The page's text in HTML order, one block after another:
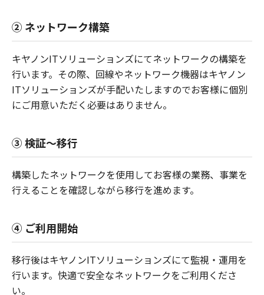
② ネットワーク構築
キヤノンITソリューションズにてネットワークの構築を
行います。その際、回線やネットワーク機器はキヤノン
ITソリューションズが手配いたしますのでお客様に個別
にご用意いただく必要はありません。
③ 検証～移行
構築したネットワークを使用してお客様の業務、事業を
行えることを確認しながら移行を進めます。
④ ご利用開始
移行後はキヤノンITソリューションズにて監視・運用を
行います。快適で安全なネットワークをご利用くださ
い。